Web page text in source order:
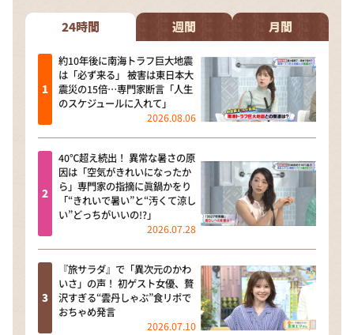
24時間 週間 月間
約10年後に南海トラフ巨大地震
は「必ず来る」 被害は東日本大
震災の15倍…専門家断言「人生
のスケジュールに入れて」
2026.08.06
40℃超え続出！ 異常な暑さの原
因は「空気がきれいになったか
ら」専門家の指摘に眞鍋かをり
「“きれいで暑い”と“汚くて涼し
い”どっちがいいの!?」
2026.07.28
『旅サラダ』で「異次元のかわ
いさ」の声！ 初ゲスト女優、贅
沢すぎる“雲丹しゃぶ”食リポで
おちゃめ発言
2026.07.10